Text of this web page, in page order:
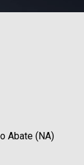
Abate (NA)